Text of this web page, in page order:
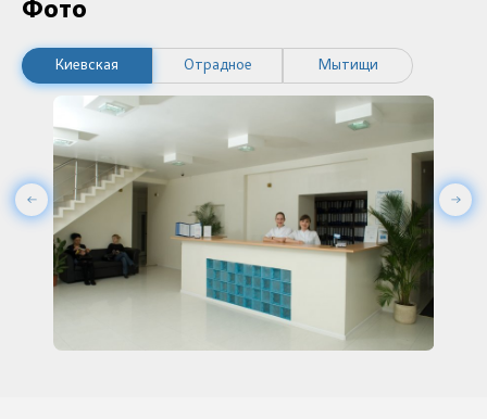
Фото
Киевская Отрадное Мытищи